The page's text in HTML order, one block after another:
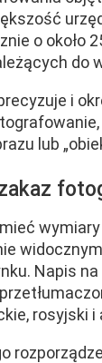
o około
do
i
lub
Napis
rosyjski i